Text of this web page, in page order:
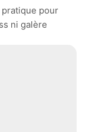
pratique pour
ni galère